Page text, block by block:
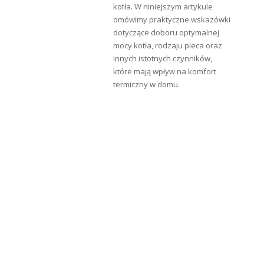
kotła. W niniejszym artykule
omówimy praktyczne wskazówki
dotyczące doboru optymalnej
mocy kotła, rodzaju pieca oraz
innych istotnych czynników,
które mają wpływ na komfort
termiczny w domu.